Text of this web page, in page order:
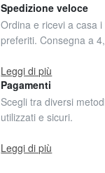
Spedizione veloce
Ordina e ricevi a casa
preferiti. Consegna a
Leggi di più
Pagamenti
Scegli tra diversi
utilizzati e sicuri.
Leggi di più